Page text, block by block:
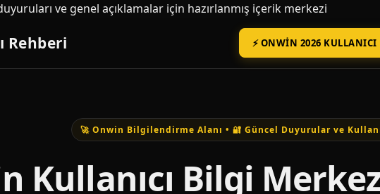
ve genel açıklamalar için hazırlanmış içerik merkezi
Rehberi ⚡ ONWIN 2026 KULLANICI
🚀 Onwin Bilgilendirme Alanı • 🔐 Güncel Duyurular ve
Kullanıcı Bilgi